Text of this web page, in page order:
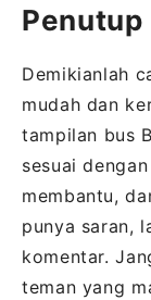
Penutup
Demikianlah
mudah dan
tampilan bus
sesuai
membantu,
punya saran,
komentar.
teman yang